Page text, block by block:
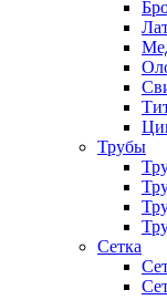
Трубы
Сетка